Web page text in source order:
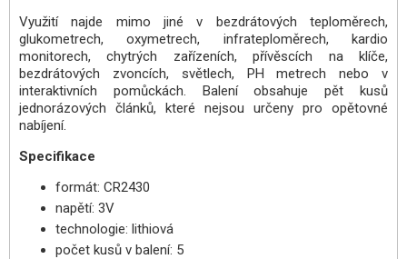
Využití najde mimo jiné v bezdrátových teploměrech,
glukometrech, oxymetrech, infrateploměrech, kardio
monitorech, chytrých zařízeních, přívěscích na klíče,
bezdrátových zvoncích, světlech, PH metrech nebo v
interaktivních pomůckách. Balení obsahuje pět kusů
jednorázových článků, které nejsou určeny pro opětovné
nabíjení.
Specifikace
formát: CR2430
napětí: 3V
technologie: lithiová
počet kusů v balení: 5